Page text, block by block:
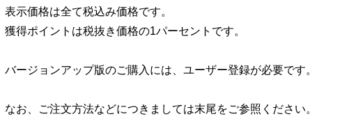
表示価格は全て税込み価格です。
獲得ポイントは税抜き価格の1パーセントです。
バージョンアップ版のご購入には、ユーザー登録が必要です。
なお、ご注文方法などにつきましては末尾をご参照ください。